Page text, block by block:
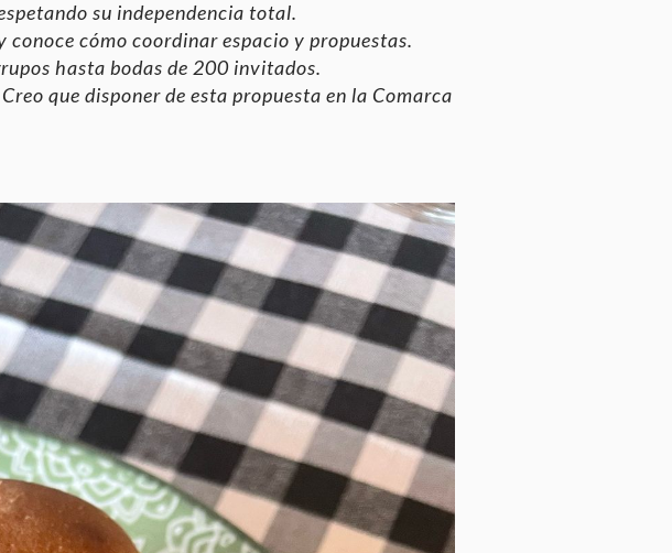
su independencia total.
cómo coordinar espacio y propuestas.
hasta bodas de 200 invitados.
que disponer de esta propuesta en la Comarca